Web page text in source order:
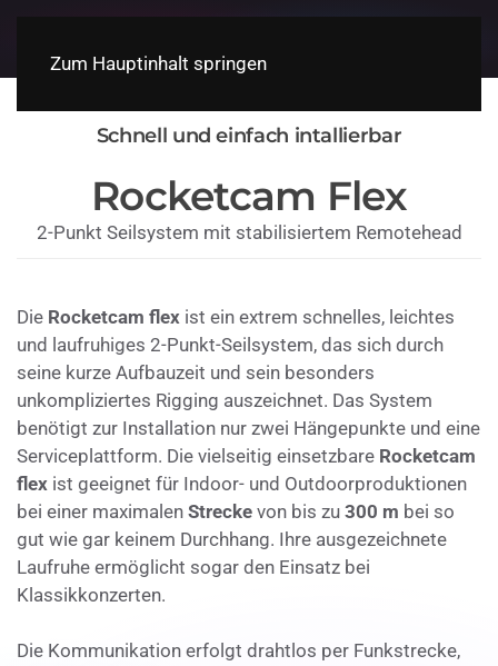
Zum Hauptinhalt springen
Schnell und einfach intallierbar
Rocketcam Flex
2-Punkt Seilsystem mit stabilisiertem Remotehead
Die Rocketcam flex ist ein extrem schnelles, leichtes
und laufruhiges 2-Punkt-Seilsystem, das sich durch
seine kurze Aufbauzeit und sein besonders
unkompliziertes Rigging auszeichnet. Das System
benötigt zur Installation nur zwei Hängepunkte und eine
Serviceplattform. Die vielseitig einsetzbare Rocketcam
flex ist geeignet für Indoor- und Outdoorproduktionen
bei einer maximalen Strecke von bis zu 300 m bei so
gut wie gar keinem Durchhang. Ihre ausgezeichnete
Laufruhe ermöglicht sogar den Einsatz bei
Klassikkonzerten.
Die Kommunikation erfolgt drahtlos per Funkstrecke,